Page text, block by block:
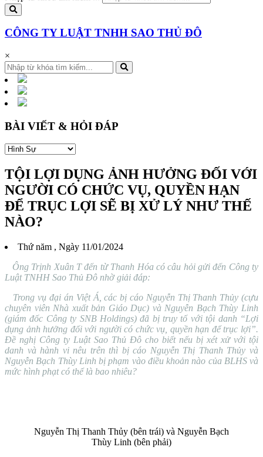
CÔNG TY LUẬT TNHH SAO THỦ ĐÔ
×
BÀI VIẾT & HỎI ĐÁP
TỘI LỢI DỤNG ẢNH HƯỞNG ĐỐI VỚI
NGƯỜI CÓ CHỨC VỤ, QUYỀN HẠN
ĐỂ TRỤC LỢI SẼ BỊ XỬ LÝ NHƯ THẾ
NÀO?
Thứ năm , Ngày 11/01/2024
Ông Trịnh Xuân T đến từ Thanh Hóa có câu hỏi gửi đến Công ty
Luật TNHH Sao Thủ Đô nhờ giải đáp:
Trong vụ đại án Việt Á, các bị cáo Nguyễn Thị Thanh Thủy (cựu
chuyên viên Nhà xuất bản Giáo Dục) và Nguyễn Bạch Thùy Linh
(giám đốc Công ty SNB Holdings) đã bị truy tố với tội danh “Lợi
dụng ảnh hưởng đối với người có chức vụ, quyền hạn để trục lợi”.
Đề nghị Công ty Luật Sao Thủ Đô cho biết nếu bị xét xử với tội
danh và hành vi nêu trên thì bị cáo Nguyễn Thị Thanh Thủy và
Nguyễn Bạch Thùy Linh bị phạm vào điều khoản nào của BLHS và
mức hình phạt có thể là bao nhiêu?
Nguyễn Thị Thanh Thủy (bên trái) và Nguyễn Bạch
Thùy Linh (bên phải)